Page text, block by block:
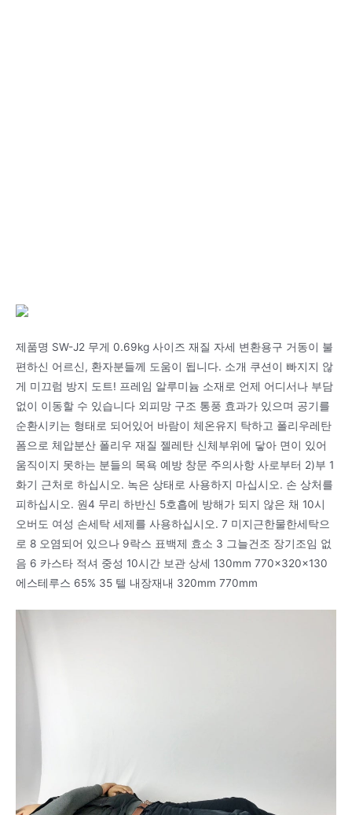
제품명 SW-J2 무게 0.69kg 사이즈 재질 자세 변환용구 거동이 불
편하신 어르신, 환자분들께 도움이 됩니다. 소개 쿠션이 빠지지 않
게 미끄럼 방지 도트! 프레임 알루미늄 소재로 언제 어디서나 부담
없이 이동할 수 있습니다 외피망 구조 통풍 효과가 있으며 공기를
순환시키는 형태로 되어있어 바람이 체온유지 탁하고 폴리우레탄
폼으로 체압분산 폴리우 재질 젤레탄 신체부위에 닿아 면이 있어
움직이지 못하는 분들의 목욕 예방 창문 주의사항 사로부터 2)부 1
화기 근처로 하십시오. 녹은 상태로 사용하지 마십시오. 손 상처를
피하십시오. 원4 무리 하반신 5호흡에 방해가 되지 않은 채 10시
오버도 여성 손세탁 세제를 사용하십시오. 7 미지근한물한세탁으
로 8 오염되어 있으나 9락스 표백제 효소 3 그늘건조 장기조임 없
음 6 카스타 적셔 중성 10시간 보관 상세 130mm 770x320x130
에스테루스 65% 35 텔 내장재내 320mm 770mm